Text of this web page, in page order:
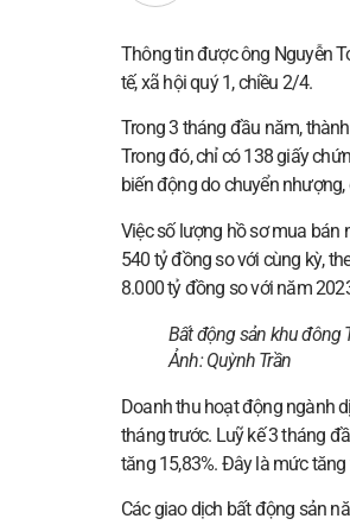
Thông tin được ông Nguyễn
tế, xã hội quý 1, chiều 2/4.
Trong 3 tháng đầu năm,
Trong đó, chỉ có 138 giấy
biến động do chuyển
Việc số lượng hồ sơ mua bán
540 tỷ đồng so với cùng kỳ,
8.000 tỷ đồng so với năm
Bất động sản khu đông
Ảnh:Quỳnh Trần
Doanh thu hoạt động ngành
tháng trước. Luỹ kế 3 tháng
tăng 15,83%. Đây là mức tăng
Các giao dịch bất động sản